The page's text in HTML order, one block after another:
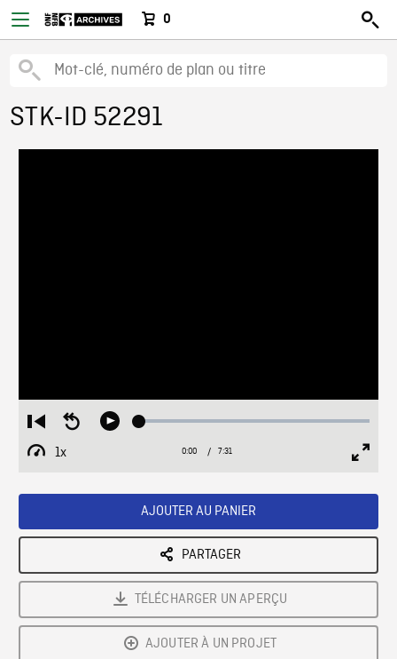
0
STK-ID 52291
Restart
from
beginning
Seek
Play Loaded:
1x
Playback
Current
0:00 / Duration
7:31
AJOUTER AU PANIER
PARTAGER
TÉLÉCHARGER UN APERÇU
AJOUTER À UN PROJET